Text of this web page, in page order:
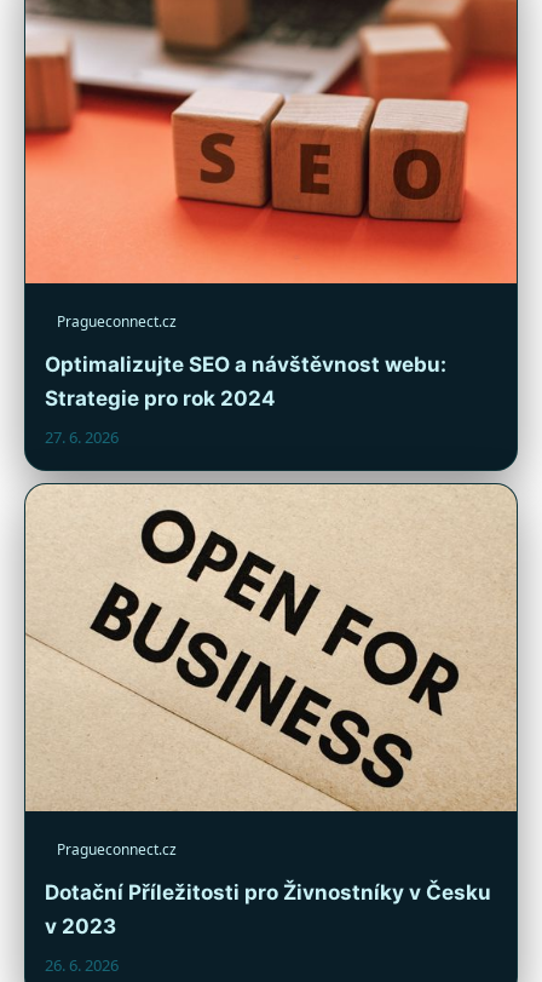
Pragueconnect.cz
Optimalizujte SEO a návštěvnost webu:
Strategie pro rok 2024
27. 6. 2026
Pragueconnect.cz
Dotační Příležitosti pro Živnostníky v Česku
v 2023
26. 6. 2026